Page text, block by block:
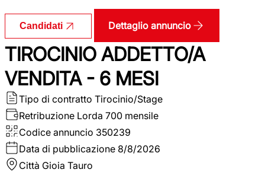
Candidati Dettaglio annuncio
TIROCINIO ADDETTO/A
VENDITA - 6 MESI
Tipo di contratto Tirocinio/Stage
Retribuzione Lorda 700 mensile
Codice annuncio 350239
Data di pubblicazione 8/8/2026
Città Gioia Tauro